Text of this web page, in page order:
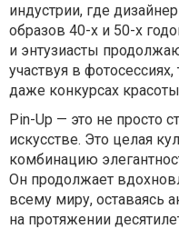
индустрии, где
образов 40-х и 50-х
и энтузиасты
участвуя в
даже конкурсах
Pin-Up — это не просто
искусстве. Это целая
комбинацию
Он продолжает
всему миру, оставаясь
на протяжении